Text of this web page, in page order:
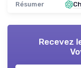
Résumer
Recevez